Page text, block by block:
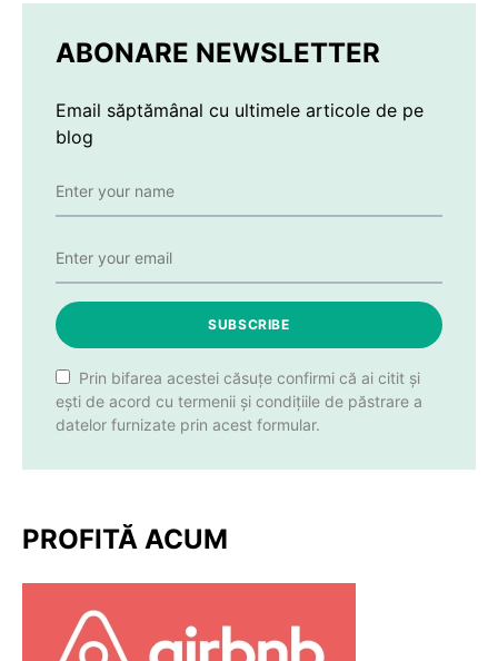
ABONARE NEWSLETTER
Email săptămânal cu ultimele articole de pe
blog
SUBSCRIBE
Prin bifarea acestei căsuțe confirmi că ai citit și
ești de acord cu termenii și condițiile de păstrare a
datelor furnizate prin acest formular.
PROFITĂ ACUM